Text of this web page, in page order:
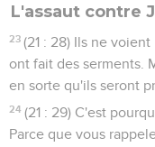
L'assaut contre
23 (21 : 28) Ils ne
ont fait des serments.
en sorte qu'ils seront
24 (21 : 29) C'est
Parce que vous